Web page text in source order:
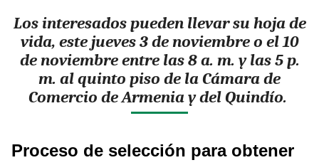
Los interesados pueden llevar su hoja de
vida, este jueves 3 de noviembre o el 10
de noviembre entre las 8 a. m. y las 5 p.
m. al quinto piso de la Cámara de
Comercio de Armenia y del Quindío.
Proceso de selección para obtener